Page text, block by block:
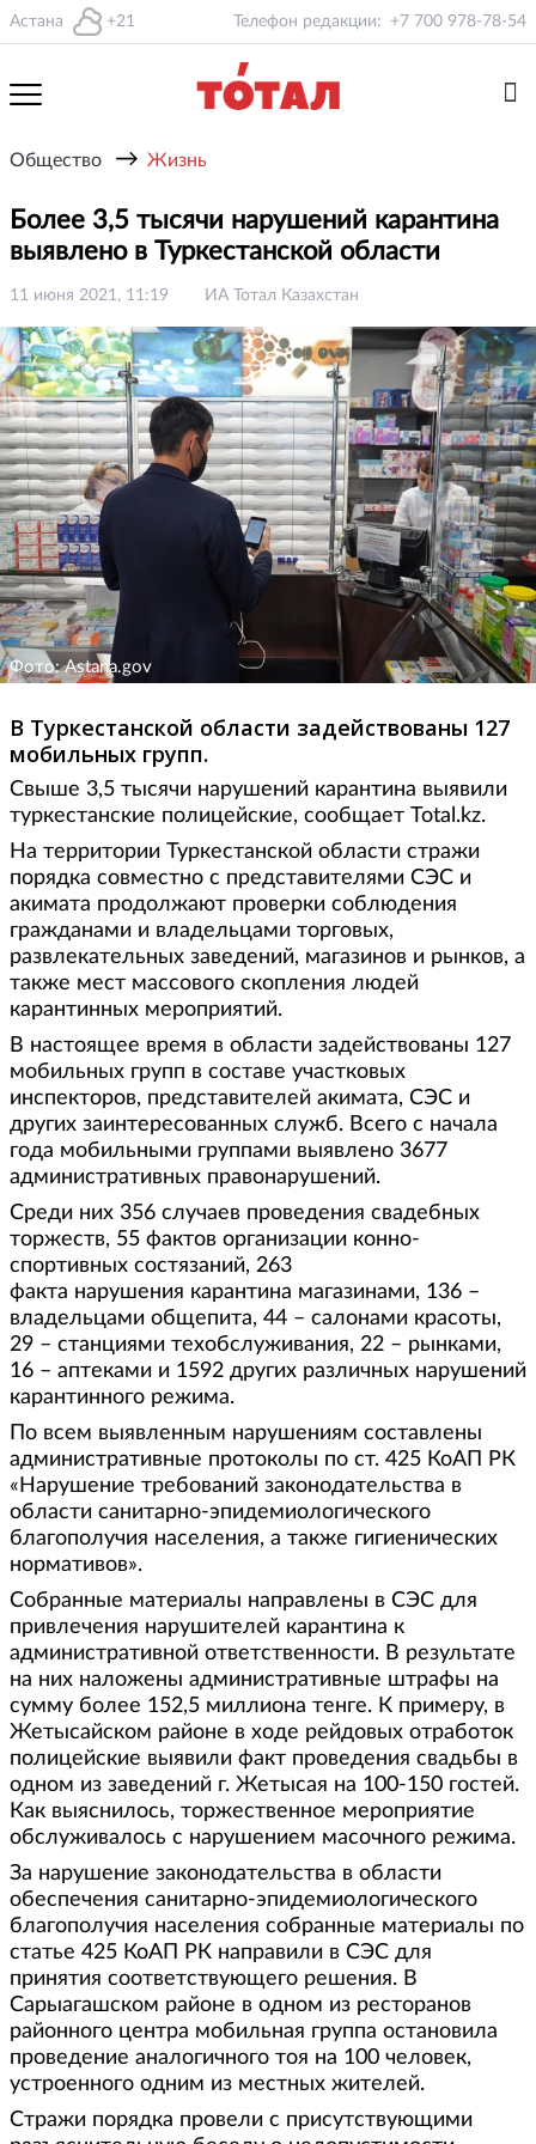
Астана +21 Телефон редакции: +7 700 978-78-54
Общество → Жизнь
Более 3,5 тысячи нарушений карантина
выявлено в Туркестанской области
11 июня 2021, 11:19 ИА Тотал Казахстан
Фото: Astana.gov
В Туркестанской области задействованы 127
мобильных групп.
Свыше 3,5 тысячи нарушений карантина выявили
туркестанские полицейские, сообщает Total.kz.
На территории Туркестанской области стражи
порядка совместно с представителями СЭС и
акимата продолжают проверки соблюдения
гражданами и владельцами торговых,
развлекательных заведений, магазинов и рынков, а
также мест массового скопления людей
карантинных мероприятий.
В настоящее время в области задействованы 127
мобильных групп в составе участковых
инспекторов, представителей акимата, СЭС и
других заинтересованных служб. Всего с начала
года мобильными группами выявлено 3677
административных правонарушений.
Среди них 356 случаев проведения свадебных
торжеств, 55 фактов организации конно-
спортивных состязаний, 263
факта нарушения карантина магазинами, 136 –
владельцами общепита, 44 – салонами красоты,
29 – станциями техобслуживания, 22 – рынками,
16 – аптеками и 1592 других различных нарушений
карантинного режима.
По всем выявленным нарушениям составлены
административные протоколы по ст. 425 КоАП РК
«Нарушение требований законодательства в
области санитарно-эпидемиологического
благополучия населения, а также гигиенических
нормативов».
Собранные материалы направлены в СЭС для
привлечения нарушителей карантина к
административной ответственности. В результате
на них наложены административные штрафы на
сумму более 152,5 миллиона тенге. К примеру, в
Жетысайском районе в ходе рейдовых отработок
полицейские выявили факт проведения свадьбы в
одном из заведений г. Жетысая на 100-150 гостей.
Как выяснилось, торжественное мероприятие
обслуживалось с нарушением масочного режима.
За нарушение законодательства в области
обеспечения санитарно-эпидемиологического
благополучия населения собранные материалы по
статье 425 КоАП РК направили в СЭС для
принятия соответствующего решения. В
Сарыагашском районе в одном из ресторанов
районного центра мобильная группа остановила
проведение аналогичного тоя на 100 человек,
устроенного одним из местных жителей.
Стражи порядка провели с присутствующими